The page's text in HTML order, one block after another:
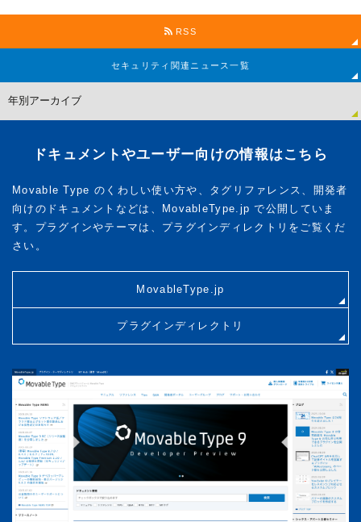
RSS
セキュリティ関連 ニュース一覧
ドキュメントやユーザー向けの情報はこちら
Movable Type のくわしい使い方や、タグリファレンス、開発者
向けのドキュメントなどは、MovableType.jp で公開していま
す。プラグインやテーマは、プラグインディレクトリをご覧くだ
さい。
MovableType.jp
プラグインディレクトリ